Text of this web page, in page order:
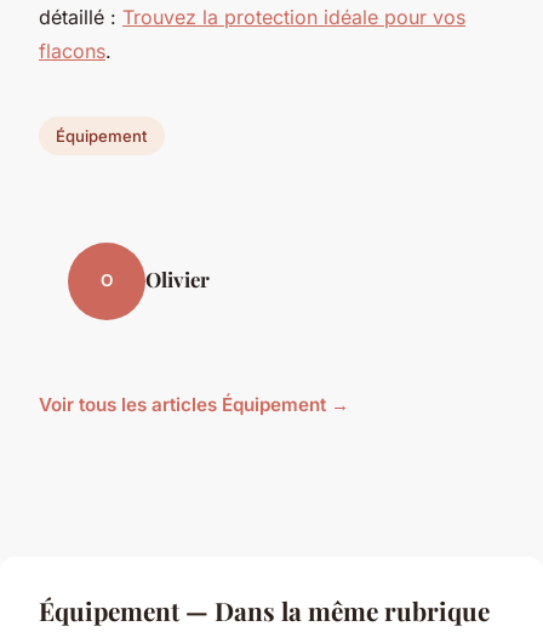
détaillé : Trouvez la protection idéale pour vos
flacons.
Équipement
O Olivier
Voir tous les articles Équipement →
Équipement — Dans la même rubrique